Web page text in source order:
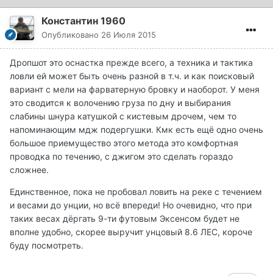
Константин 1960
Опубликовано 26 Июля 2015
Дропшот это оснастка прежде всего, а техника и тактика
ловли ей может быть очень разной в т.ч. и как поисковый
вариант с мели на фарватерную бровку и наоборот. У меня
это сводится к волочению груза по дну и выбирания
слабины шнура катушкой с кистевым дрочем, чем то
напоминающим мдж подергушки. Кмк есть ещё одно очень
большое приемущество этого метода это комфортная
проводка по течению, с джигом это сделать гораздо
сложнее.
Единственное, пока не пробовал ловить на реке с течением
и весами до унции, но всё впереди! Но очевидно, что при
таких весах дёргать 9-ти футовым Эксенсом будет не
вполне удобно, скорее выручит унцовый 8.6 ЛЕС, короче
буду посмотреть.